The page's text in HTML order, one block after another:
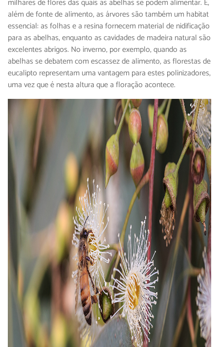
milhares de flores das quais as abelhas se podem alimentar. E,
além de fonte de alimento, as árvores são também um habitat
essencial: as folhas e a resina fornecem material de nidificação
para as abelhas, enquanto as cavidades de madeira natural são
excelentes abrigos. No inverno, por exemplo, quando as
abelhas se debatem com escassez de alimento, as florestas de
eucalipto representam uma vantagem para estes polinizadores,
uma vez que é nesta altura que a floração acontece.